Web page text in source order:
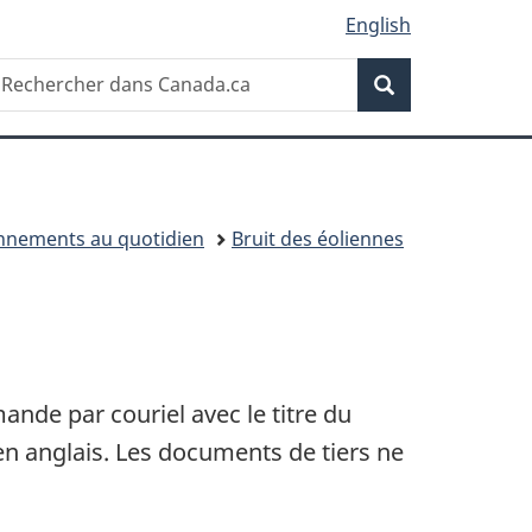
English
Recherche
au quotidien Bruit des éoliennes
par couriel avec le titre du
anglais. Les documents de tiers ne